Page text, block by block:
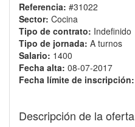
Referencia: #31022
Sector: Cocina
Tipo de contrato: Indefinido
Tipo de jornada: A turnos
Salario: 1400
Fecha alta: 08-07-2017
Fecha límite de inscripción:
Descripción de la oferta